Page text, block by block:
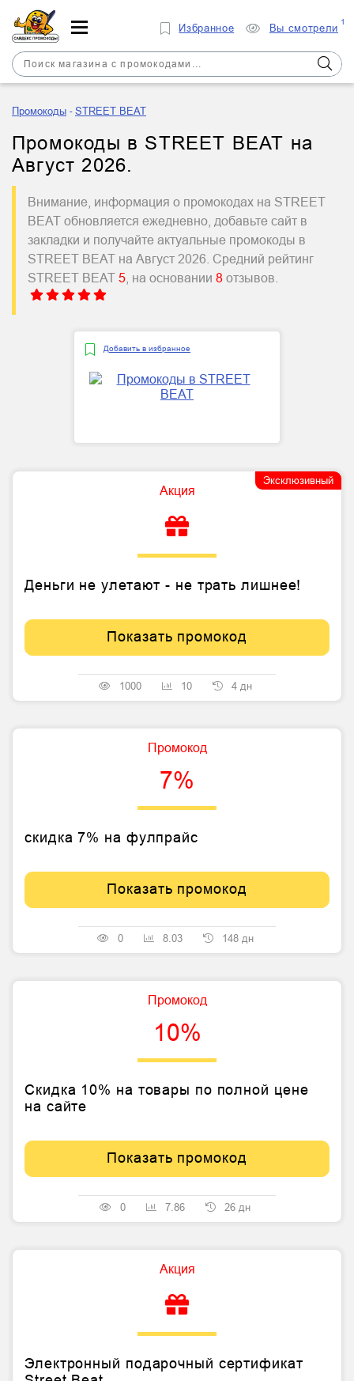
Промокоды STREET BEAT
Промокоды в STREET BEAT на
Август 2026.
Внимание, информация о промокодах на STREET
BEAT обновляется ежедневно, добавьте сайт в
закладки и получайте актуальные промокоды в
STREET BEAT на Август 2026. Средний рейтинг
STREET BEAT 5 , на основании 8 отзывов.
Добавить в избранное
Эксклюзивный
Акция
Деньги не улетают - не трать лишнее!
Показать промокод
1000 10 4 дн
Промокод
7%
скидка 7% на фулпрайс
Показать промокод
0 8.03 148 дн
Промокод
10%
Скидка 10% на товары по полной цене
на сайте
Показать промокод
0 7.86 26 дн
Акция
Электронный подарочный сертификат
Избранное Вы смотрели
1